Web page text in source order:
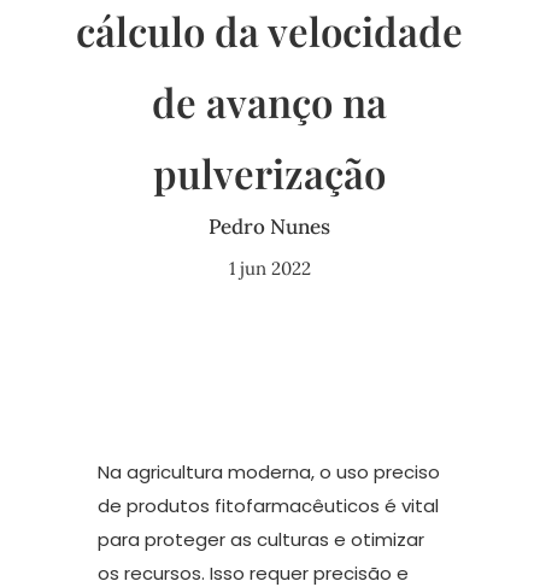
cálculo da velocidade
de avanço na
pulverização
Pedro Nunes
1 jun 2022
Na agricultura moderna, o uso preciso
de produtos fitofarmacêuticos é vital
para proteger as culturas e otimizar
os recursos. Isso requer precisão e